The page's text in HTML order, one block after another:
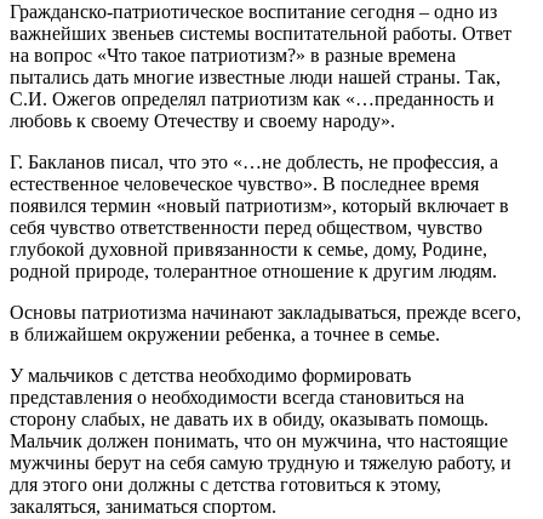
Гражданско-патриотическое воспитание сегодня – одно из
важнейших звеньев системы воспитательной работы. Ответ
на вопрос «Что такое патриотизм?» в разные времена
пытались дать многие известные люди нашей страны. Так,
С.И. Ожегов определял патриотизм как «…преданность и
любовь к своему Отечеству и своему народу».
Г. Бакланов писал, что это «…не доблесть, не профессия, а
естественное человеческое чувство». В последнее время
появился термин «новый патриотизм», который включает в
себя чувство ответственности перед обществом, чувство
глубокой духовной привязанности к семье, дому, Родине,
родной природе, толерантное отношение к другим людям.
Основы патриотизма начинают закладываться, прежде всего,
в ближайшем окружении ребенка, а точнее в семье.
У мальчиков с детства необходимо формировать
представления о необходимости всегда становиться на
сторону слабых, не давать их в обиду, оказывать помощь.
Мальчик должен понимать, что он мужчина, что настоящие
мужчины берут на себя самую трудную и тяжелую работу, и
для этого они должны с детства готовиться к этому,
закаляться, заниматься спортом.